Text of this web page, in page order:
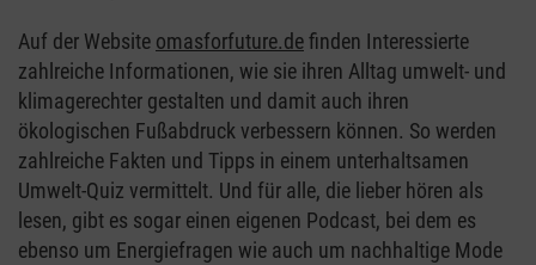
Auf der Website omasforfuture.definden Interessierte
zahlreiche Informationen, wie sie ihren Alltag umwelt- und
klimagerechter gestalten und damit auch ihren
ökologischen Fußabdruck verbessern können. So werden
zahlreiche Fakten und Tipps in einem unterhaltsamen
Umwelt-Quiz vermittelt. Und für alle, die lieber hören als
lesen, gibt es sogar einen eigenen Podcast, bei dem es
ebenso um Energiefragen wie auch um nachhaltige Mode